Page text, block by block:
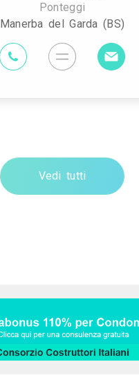
Ponteggi
Manerba del Garda (BS)
Vedi tutti